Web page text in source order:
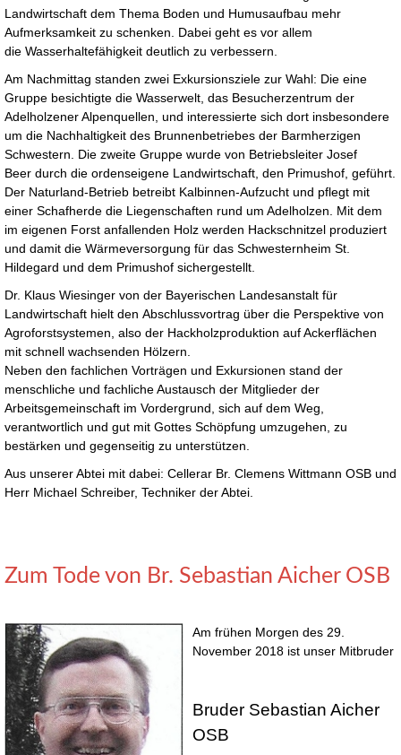
Landwirtschaft dem Thema Boden und Humusaufbau mehr
Aufmerksamkeit zu schenken. Dabei geht es vor allem
die Wasserhaltefähigkeit deutlich zu verbessern.
Am Nachmittag standen zwei Exkursionsziele zur Wahl: Die eine
Gruppe besichtigte die Wasserwelt, das Besucherzentrum der
Adelholzener Alpenquellen, und interessierte sich dort insbesondere
um die Nachhaltigkeit des Brunnenbetriebes der Barmherzigen
Schwestern. Die zweite Gruppe wurde von Betriebsleiter Josef
Beer durch die ordenseigene Landwirtschaft, den Primushof, geführt.
Der Naturland-Betrieb betreibt Kalbinnen-Aufzucht und pflegt mit
einer Schafherde die Liegenschaften rund um Adelholzen. Mit dem
im eigenen Forst anfallenden Holz werden Hackschnitzel produziert
und damit die Wärmeversorgung für das Schwesternheim St.
Hildegard und dem Primushof sichergestellt.
Dr. Klaus Wiesinger von der Bayerischen Landesanstalt für
Landwirtschaft hielt den Abschlussvortrag über die Perspektive von
Agroforstsystemen, also der Hackholzproduktion auf Ackerflächen
mit schnell wachsenden Hölzern.
Neben den fachlichen Vorträgen und Exkursionen stand der
menschliche und fachliche Austausch der Mitglieder der
Arbeitsgemeinschaft im Vordergrund, sich auf dem Weg,
verantwortlich und gut mit Gottes Schöpfung umzugehen, zu
bestärken und gegenseitig zu unterstützen.
Aus unserer Abtei mit dabei: Cellerar Br. Clemens Wittmann OSB und
Herr Michael Schreiber, Techniker der Abtei.
Zum Tode von Br. Sebastian Aicher OSB
Am frühen Morgen des 29.
November 2018 ist unser Mitbruder
Bruder Sebastian Aicher
OSB